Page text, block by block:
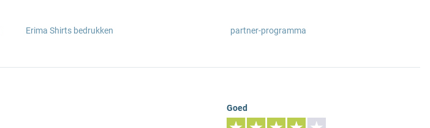
Erima Shirts bedrukken partner-programma
Goed